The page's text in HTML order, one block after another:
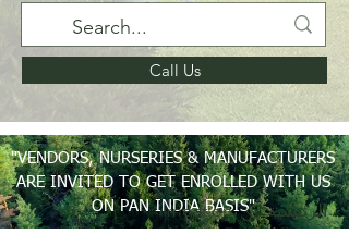
Call Us
"VENDORS, NURSERIES & MANUFACTURERS
ARE INVITED TO GET ENROLLED WITH US
ON PAN INDIA BASIS"
الرئيسية Irrigation